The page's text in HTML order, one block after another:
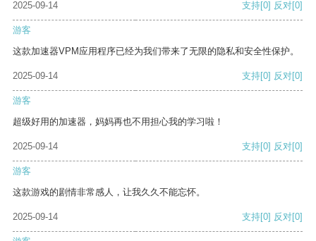
2025-09-14
支持[0] 反对[0]
游客
这款加速器VPM应用程序已经为我们带来了无限的隐私和安全性保护。
2025-09-14 支持[0] 反对[0]
游客
超级好用的加速器，妈妈再也不用担心我的学习啦！
2025-09-14 支持[0] 反对[0]
游客
这款游戏的剧情非常感人，让我久久不能忘怀。
2025-09-14 支持[0] 反对[0]